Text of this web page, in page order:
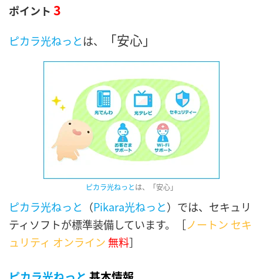
ポイント 3
ピカラ光ねっとは、 「安心」
ピカラ光ねっとは、「安心」
ピカラ光ねっと （Pikara光ねっと）では、セキュリ
ティソフトが標準装備しています。［ノートン セキ
ュリティ オンライン 無料］